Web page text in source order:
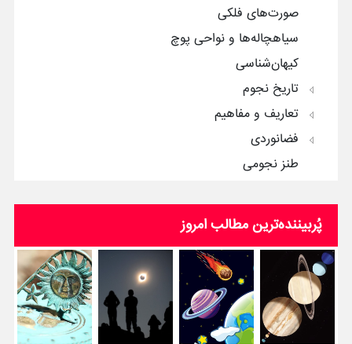
صورت‌های فلکی
سیاهچاله‌ها و نواحی پوچ
کیهان‌شناسی
تاریخ نجوم
تعاریف و مفاهیم
فضانوردی
طنز نجومی
پُربیننده‌ترین‌ مطالب امروز